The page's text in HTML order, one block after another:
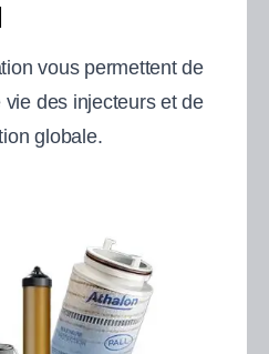
vous permettent de
des injecteurs et de
globale.